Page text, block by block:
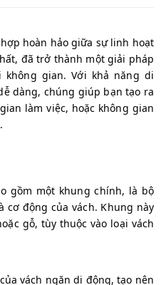
hoàn hảo giữa sự linh hoạt
đã trở thành một giải pháp
gian. Với khả năng di
dàng, chúng giúp bạn tạo ra
làm việc, hoặc không gian
gồm một khung chính, là bộ
cơ động của vách. Khung này
gỗ, tùy thuộc vào loại vách
vách ngăn di động, tạo nên